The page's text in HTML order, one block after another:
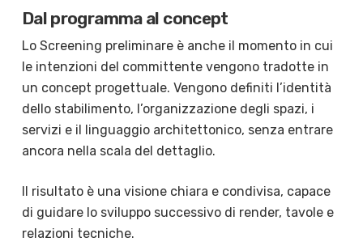
Dal programma al concept
Lo Screening preliminare è anche il momento in cui
le intenzioni del committente vengono tradotte in
un concept progettuale. Vengono definiti l’identità
dello stabilimento, l’organizzazione degli spazi, i
servizi e il linguaggio architettonico, senza entrare
ancora nella scala del dettaglio.
Il risultato è una visione chiara e condivisa, capace
di guidare lo sviluppo successivo di render, tavole e
relazioni tecniche.